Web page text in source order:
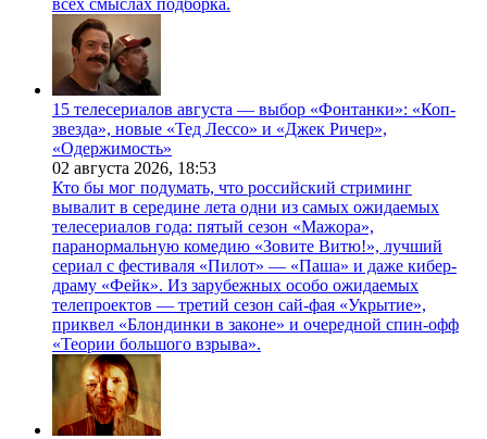
всех смыслах подборка.
15 телесериалов августа — выбор «Фонтанки»: «Коп-
звезда», новые «Тед Лессо» и «Джек Ричер»,
«Одержимость»
02 августа 2026, 18:53
Кто бы мог подумать, что российский стриминг
вывалит в середине лета одни из самых ожидаемых
телесериалов года: пятый сезон «Мажора»,
паранормальную комедию «Зовите Витю!», лучший
сериал с фестиваля «Пилот» — «Паша» и даже кибер-
драму «Фейк». Из зарубежных особо ожидаемых
телепроектов — третий сезон сай-фая «Укрытие»,
приквел «Блондинки в законе» и очередной спин-офф
«Теории большого взрыва».